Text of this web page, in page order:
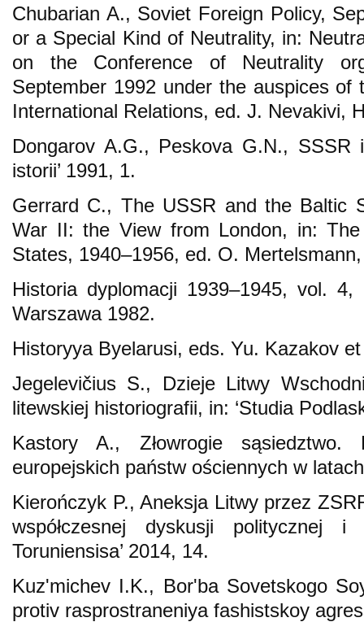
Chubarian A., Soviet Foreign Policy,
or a Special Kind of Neutrality, in:
on the Conference of Neutrality
September 1992 under the auspices
International Relations, ed. J. Nevakivi,
Dongarov A.G., Peskova G.N., SSSR
istorii’ 1991, 1.
Gerrard C., The USSR and the Baltic
War II: the View from London, in:
States, 1940–1956, ed. O.
Historia dyplomacji 1939–1945, vol.
Warszawa 1982.
Historyya Byelarusi, eds. Yu. Kazakov
Jegelevičius S., Dzieje Litwy
litewskiej historiografii, in: ‘Studia
Kastory A., Złowrogie sąsiedztwo.
europejskich państw ościennych w
Kierończyk P., Aneksja Litwy przez
współczesnej dyskusji politycznej i
Toruniensisa’ 2014, 14.
Kuz'michev I.K., Bor'ba Sovetskogo
protiv rasprostraneniya fashistskoy